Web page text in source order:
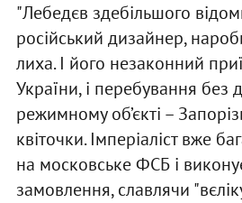
"Лебедєв здебільшого
російський дизайнер,
лиха. І його незаконний
України, і перебування без
режимному об’єкті –
квіточки. Імперіаліст вже
на московське ФСБ і
замовлення, славлячи